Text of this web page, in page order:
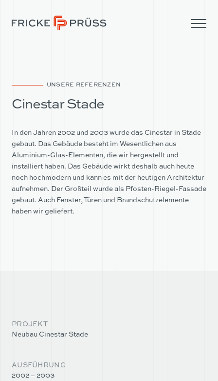
UNTERNEHMEN
UNSERE REFERENZEN
Cinestar Stade
In den Jahren 2002 und 2003 wurde das Cinestar in Stade
gebaut. Das Gebäude besteht im Wesentlichen aus
Aluminium-Glas-Elementen, die wir hergestellt und
installiert haben. Das Gebäude wirkt deshalb auch heute
noch hochmodern und kann es mit der heutigen Architektur
aufnehmen. Der Großteil wurde als Pfosten-Riegel-Fassade
gebaut. Auch Fenster, Türen und Brandschutzelemente
haben wir geliefert.
PROJEKT
Neubau Cinestar Stade
AUSFÜHRUNG
2002 – 2003